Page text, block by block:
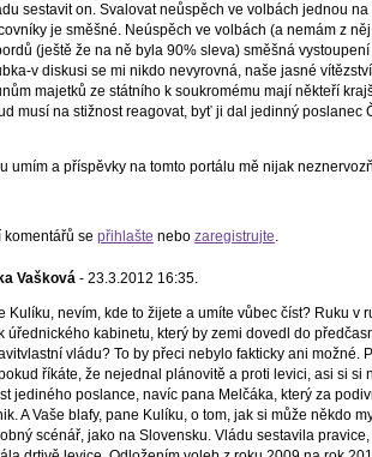
sestavit on. Svalovat neůspěch ve volbách jednou
je směšné. Neúspěch ve volbách (a nemám z
(ještě že na ně byla 90% sleva) směšná
v diskusi se mi nikdo nevyrovná, naše jasné
majetků ze státního k soukromému mají někteří
musí na stižnost reagovat, byť ji dal jedinný poslanec
umím a příspěvky na tomto portálu mě nijak
komentářů se přihlašte nebo zaregistrujte.
Vašková - 23.3.2012 16:35.
Kulíku, nevím, kde to žijete a umíte vůbec číst? Ruku v
úřednického kabinetu, který by zemi dovedl do
vládu? To by přeci nebylo fakticky ani možné.
říkáte, že nejednal plánovitě a proti levici, asi si si
jediného poslance, navíc pana Melčáka, který za
A Vaše blafy, pane Kulíku, o tom, jak si může někdo
scénář, jako na Slovensku. Vládu sestavila